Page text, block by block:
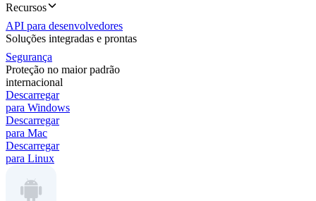
Recursos
API para desenvolvedores
Soluções integradas e prontas
Segurança
Proteção no maior padrão
internacional
Descarregar
para Windows
Descarregar
para Mac
Descarregar
para Linux